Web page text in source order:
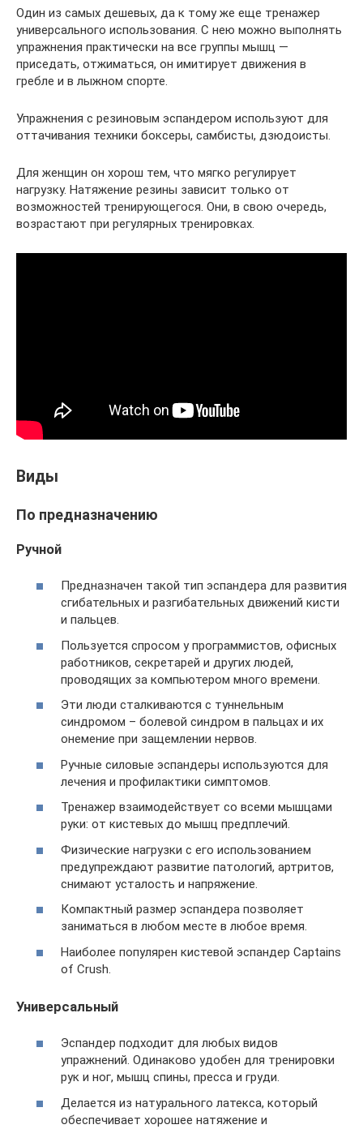
Один из самых дешевых, да к тому же еще тренажер
универсального использования. С нею можно выполнять
упражнения практически на все группы мышц —
приседать, отжиматься, он имитирует движения в
гребле и в лыжном спорте.
Упражнения с резиновым эспандером используют для
оттачивания техники боксеры, самбисты, дзюдоисты.
Для женщин он хорош тем, что мягко регулирует
нагрузку. Натяжение резины зависит только от
возможностей тренирующегося. Они, в свою очередь,
возрастают при регулярных тренировках.
Виды
По предназначению
Ручной
Предназначен такой тип эспандера для развития
сгибательных и разгибательных движений кисти
и пальцев.
Пользуется спросом у программистов, офисных
работников, секретарей и других людей,
проводящих за компьютером много времени.
Эти люди сталкиваются с туннельным
синдромом – болевой синдром в пальцах и их
онемение при защемлении нервов.
Ручные силовые эспандеры используются для
лечения и профилактики симптомов.
Тренажер взаимодействует со всеми мышцами
руки: от кистевых до мышц предплечий.
Физические нагрузки с его использованием
предупреждают развитие патологий, артритов,
снимают усталость и напряжение.
Компактный размер эспандера позволяет
заниматься в любом месте в любое время.
Наиболее популярен кистевой эспандер Captains
of Crush.
Универсальный
Эспандер подходит для любых видов
упражнений. Одинаково удобен для тренировки
рук и ног, мышц спины, пресса и груди.
Делается из натурального латекса, который
обеспечивает хорошее натяжение и